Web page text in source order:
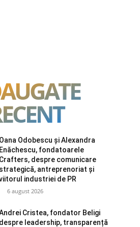
Oana Odobescu și Alexandra
Enăchescu, fondatoarele
Crafters, despre comunicare
strategică, antreprenoriat și
industriei de PR
6 august 2026
Cristea, fondator Beligi
despre leadership, transparență